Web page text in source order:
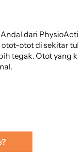
dari
otot di sekitar
tegak. Otot yang